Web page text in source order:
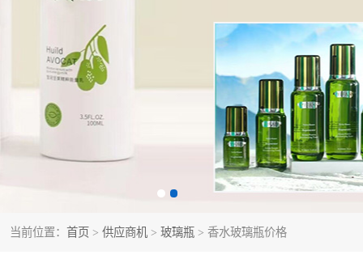
当前位置： 首页 > 供应商机 > 玻璃瓶 > 香水玻璃瓶价格
拉管瓶